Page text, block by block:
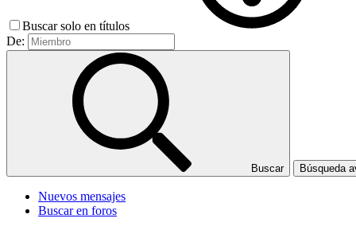
Buscar solo en títulos
De:
Buscar Búsqueda
Nuevos mensajes
Buscar en foros